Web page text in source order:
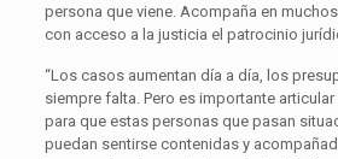
persona que viene. Acompaña en
con acceso a la justicia el patrocinio
“Los casos aumentan día a día, los
siempre falta. Pero es importante
para que estas personas que pasan
puedan sentirse contenidas y